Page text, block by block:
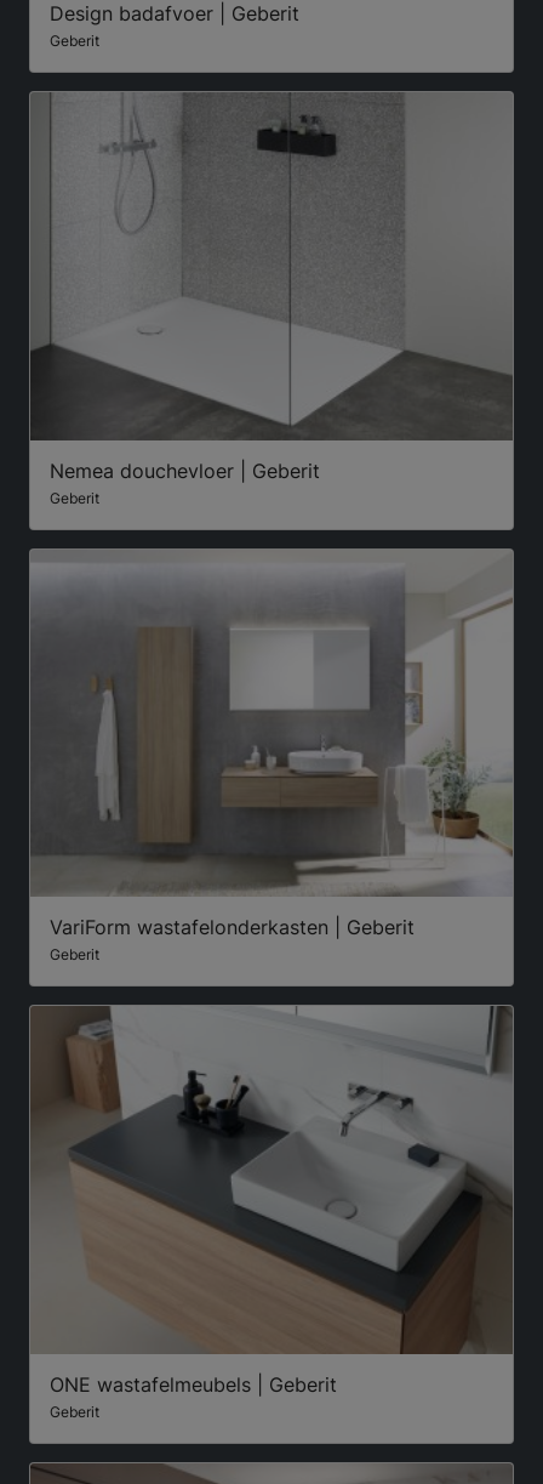
Design badafvoer | Geberit
Geberit
Nemea douchevloer | Geberit
Geberit
VariForm wastafelonderkasten | Geberit
Geberit
ONE wastafelmeubels | Geberit
Geberit